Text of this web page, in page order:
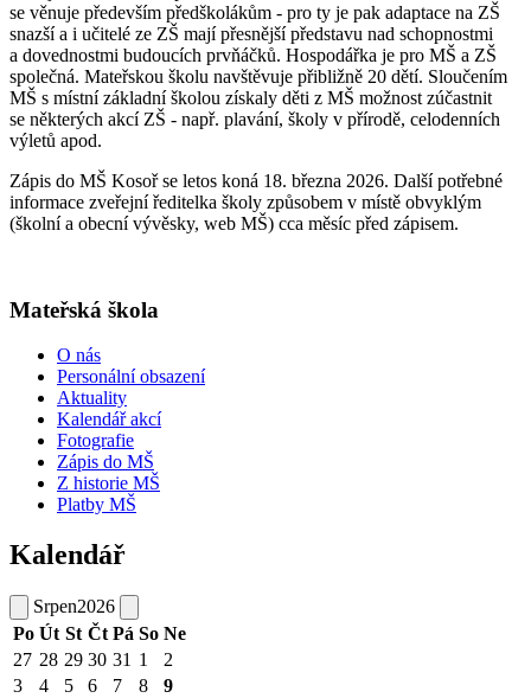
se věnuje především předškolákům - pro ty je pak adaptace na ZŠ
snazší a i učitelé ze ZŠ mají přesnější představu nad schopnostmi
a dovednostmi budoucích prvňáčků. Hospodářka je pro MŠ a ZŠ
společná. Mateřskou školu navštěvuje přibližně 20 dětí. Sloučením
MŠ s místní základní školou získaly děti z MŠ možnost zúčastnit
se některých akcí ZŠ - např. plavání, školy v přírodě, celodenních
výletů apod.
Zápis do MŠ Kosoř se letos koná 18. března 2026. Další potřebné
informace zveřejní ředitelka školy způsobem v místě obvyklým
(školní a obecní vývěsky, web MŠ) cca měsíc před zápisem.
Mateřská škola
O nás
Personální obsazení
Aktuality
Kalendář akcí
Fotografie
Zápis do MŠ
Z historie MŠ
Platby MŠ
Kalendář
Srpen2026
Po Út St Čt Pá So Ne
27 28 29 30 31 1
2
3
4 5 6 7 8
9